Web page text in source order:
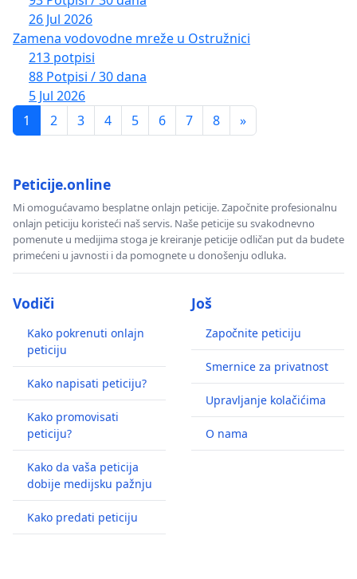
26 Jul 2026
Zamena vodovodne mreže u Ostružnici
213 potpisi
88 Potpisi / 30 dana
5 Jul 2026
1
2 3 4 5 6 7 8 »
Peticije.online
Mi omogućavamo besplatne onlajn peticije. Započnite profesionalnu
onlajn peticiju koristeći naš servis. Naše peticije su svakodnevno
pomenute u medijima stoga je kreiranje peticije odličan put da budete
primećeni u javnosti i da pomognete u donošenju odluka.
Vodiči
Kako pokrenuti onlajn
peticiju
Kako napisati peticiju?
Kako promovisati
peticiju?
Kako da vaša peticija
dobije medijsku pažnju
Kako predati peticiju
Još
Započnite peticiju
Smernice za privatnost
Upravljanje kolačićima
O nama